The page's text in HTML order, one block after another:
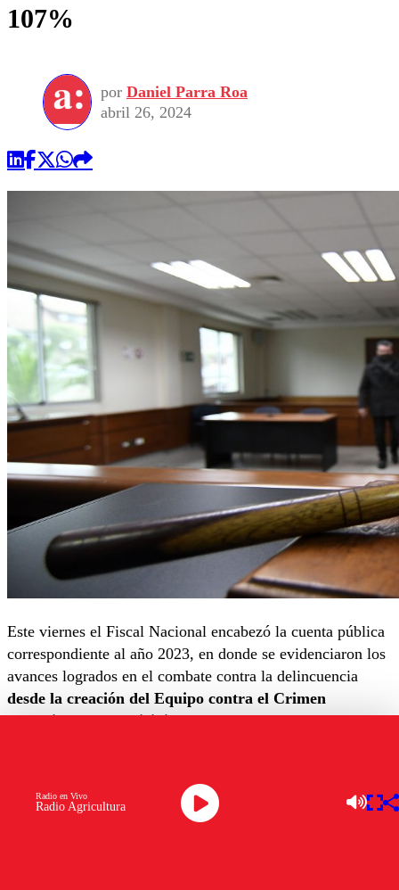
107%
por Daniel Parra Roa
abril 26, 2024
Este viernes el Fiscal Nacional encabezó la cuenta pública
correspondiente al año 2023, en donde se evidenciaron los
avances logrados en el combate contra la delincuencia
desde la creación del Equipo contra el Crimen
Organizado y Homicidios (ECOH).
que desde la creación e implementación del ECOH, se
registró un aumento del 28,2% en la tasa de formalizados
por homicidio asociado a crimen organizado.
Radio Agricultura
Radio en Vivo